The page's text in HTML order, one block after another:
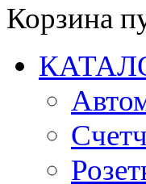
Корзина